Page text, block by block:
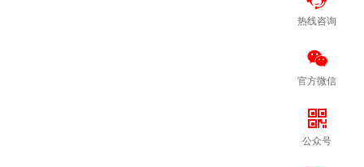
热线咨询
官方微信
公众号